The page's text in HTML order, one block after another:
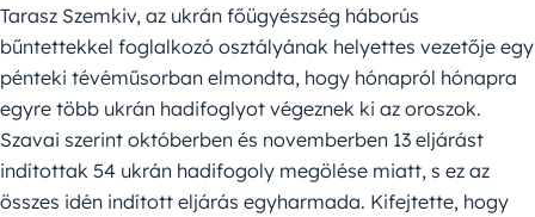
Tarasz Szemkiv, az ukrán főügyészség háborús
bűntettekkel foglalkozó osztályának helyettes vezetője egy
pénteki tévéműsorban elmondta, hogy hónapról hónapra
egyre több ukrán hadifoglyot végeznek ki az oroszok.
Szavai szerint októberben és novemberben 13 eljárást
indítottak 54 ukrán hadifogoly megölése miatt, s ez az
összes idén indított eljárás egyharmada. Kifejtette, hogy